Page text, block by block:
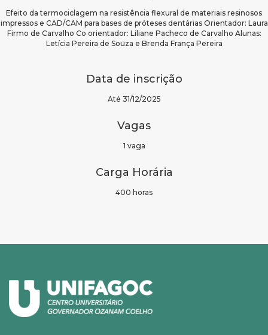
Efeito da termociclagem na resistência flexural de materiais resinosos
impressos e CAD/CAM para bases de próteses dentárias Orientador: Laura
Firmo de Carvalho Co orientador: Liliane Pacheco de Carvalho Alunas:
Letícia Pereira de Souza e Brenda França Pereira
Data de inscrição
Até 31/12/2025
Vagas
1 vaga
Carga Horária
400 horas